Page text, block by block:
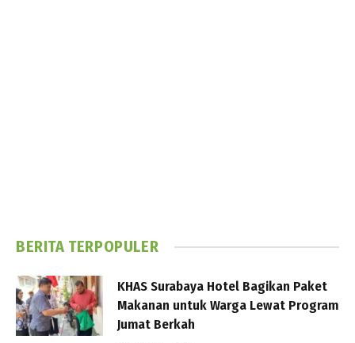
BERITA TERPOPULER
KHAS Surabaya Hotel Bagikan Paket
Makanan untuk Warga Lewat Program
Jumat Berkah